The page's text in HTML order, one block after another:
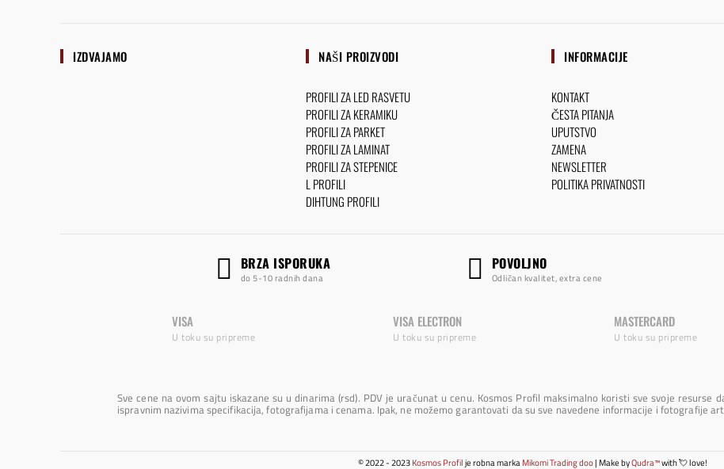
IZDVAJAMO NAŠI PROIZVODI
PROFILI ZA LED RASVETU
PROFILI ZA KERAMIKU
PROFILI ZA PARKET
PROFILI ZA LAMINAT
PROFILI ZA STEPENICE
L PROFILI
DIHTUNG PROFILI
INFORMACIJE
KONTAKT
ČESTA PITANJA
UPUTSTVO
ZAMENA
NEWSLETTER
POLITIKA PRIVATNOSTI
BRZA ISPORUKA
do 5-10 radnih dana
POVOLJNO
Odličan kvalitet, extra cene
VISA
U toku su pripreme
VISA ELECTRON
U toku su pripreme
MASTERCARD
U toku su pripreme
Sve cene na ovom sajtu iskazane su u dinarima (rsd). PDV je uračunat u cenu. Kosmos Profil maksimalno koristi sve svoje resurse
ispravnim nazivima specifikacija, fotografijama i cenama. Ipak, ne možemo garantovati da su sve navedene informacije i fotografije
© 2022 - 2023Kosmos Profilje robna markaMikomi Trading doo| Make byQudra™with 💘 love!